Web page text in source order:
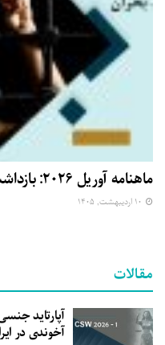
ماهنامه آوریل ۲۰۲۶: بازداشت گسترده زنان
مقالات
آپارتاید
آخوندی در